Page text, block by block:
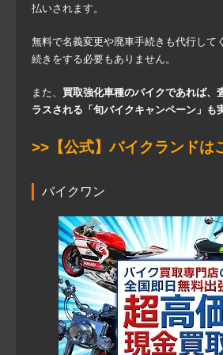
払いされます。
無料で名義変更や廃車手続きも代行して
続きをする必要もありません。
また、 買取強化車種のバイクであれば、
ラスされる「旬バイクキャンペーン」も
>>【公式】バイクランドは
バイクワン